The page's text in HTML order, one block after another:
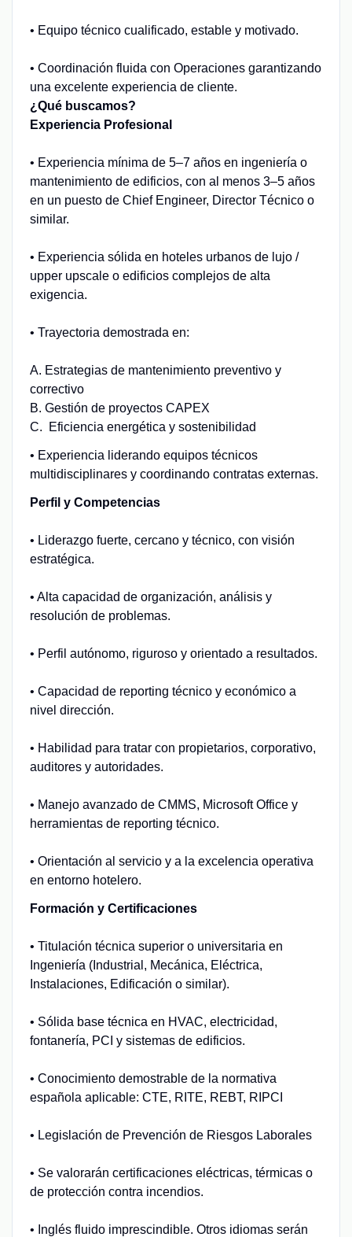
• Equipo técnico cualificado, estable y motivado.
• Coordinación fluida con Operaciones garantizando
una excelente experiencia de cliente.
¿Qué buscamos?
Experiencia Profesional
• Experiencia mínima de 5–7 años en ingeniería o
mantenimiento de edificios, con al menos 3–5 años
en un puesto de Chief Engineer, Director Técnico o
similar.
• Experiencia sólida en hoteles urbanos de lujo /
upper upscale o edificios complejos de alta
exigencia.
• Trayectoria demostrada en:
A. Estrategias de mantenimiento preventivo y
correctivo
B. Gestión de proyectos CAPEX
C. Eficiencia energética y sostenibilidad
• Experiencia liderando equipos técnicos
multidisciplinares y coordinando contratas externas.
Perfil y Competencias
• Liderazgo fuerte, cercano y técnico, con visión
estratégica.
• Alta capacidad de organización, análisis y
resolución de problemas.
• Perfil autónomo, riguroso y orientado a resultados.
• Capacidad de reporting técnico y económico a
nivel dirección.
• Habilidad para tratar con propietarios, corporativo,
auditores y autoridades.
• Manejo avanzado de CMMS, Microsoft Office y
herramientas de reporting técnico.
• Orientación al servicio y a la excelencia operativa
en entorno hotelero.
Formación y Certificaciones
• Titulación técnica superior o universitaria en
Ingeniería (Industrial, Mecánica, Eléctrica,
Instalaciones, Edificación o similar).
• Sólida base técnica en HVAC, electricidad,
fontanería, PCI y sistemas de edificios.
• Conocimiento demostrable de la normativa
española aplicable: CTE, RITE, REBT, RIPCI
• Legislación de Prevención de Riesgos Laborales
• Se valorarán certificaciones eléctricas, térmicas o
de protección contra incendios.
• Inglés fluido imprescindible. Otros idiomas serán